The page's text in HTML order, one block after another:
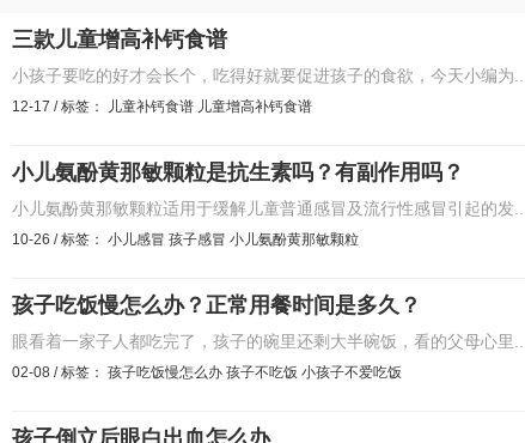
三款儿童增高补钙食谱
小孩子要吃的好才会长个，吃得好就要促进孩子的食欲，今天小编为...
12-17 /标签： 儿童补钙食谱 儿童增高补钙食谱
小儿氨酚黄那敏颗粒是抗生素吗？有副作用吗？
小儿氨酚黄那敏颗粒适用于缓解儿童普通感冒及流行性感冒引起的发...
10-26 /标签： 小儿感冒 孩子感冒 小儿氨酚黄那敏颗粒
孩子吃饭慢怎么办？正常用餐时间是多久？
眼看着一家子人都吃完了，孩子的碗里还剩大半碗饭，看的父母心里...
02-08 /标签： 孩子吃饭慢怎么办 孩子不吃饭 小孩子不爱吃饭
孩子倒立后眼白出血怎么办